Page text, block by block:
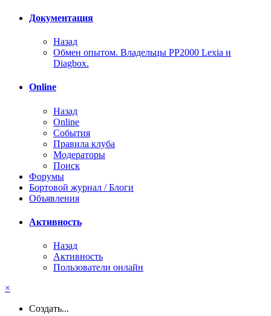
Документация
Назад
Обмен опытом. Владельцы PP2000 Lexia и
Diagbox.
Online
Назад
Online
События
Правила клуба
Модераторы
Поиск
Форумы
Бортовой журнал / Блоги
Объявления
Активность
Назад
Активность
Пользователи онлайн
×
Создать...